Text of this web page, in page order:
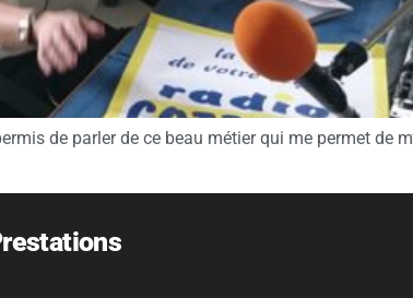
de parler de ce beau métier qui me permet de